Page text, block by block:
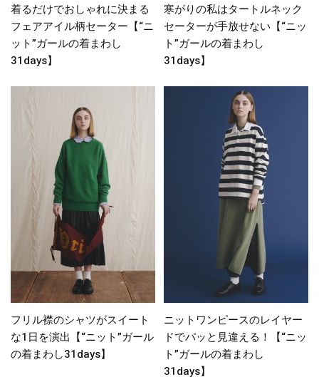
着るだけでおしゃれに決まる
フェアアイル柄セーター【“ニ
ット”ガールの着まわし
31days】
寒がりの私はタートルネック
セーターが手放せない【“ニッ
ト”ガールの着まわし
31days】
フリル襟のシャツがスイート
な1日を演出【“ニット”ガール
の着まわし31days】
ニットワンピースのレイヤー
ドでパッと見違える！【“ニッ
ト”ガールの着まわし
31days】